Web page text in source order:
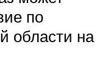
по
области на